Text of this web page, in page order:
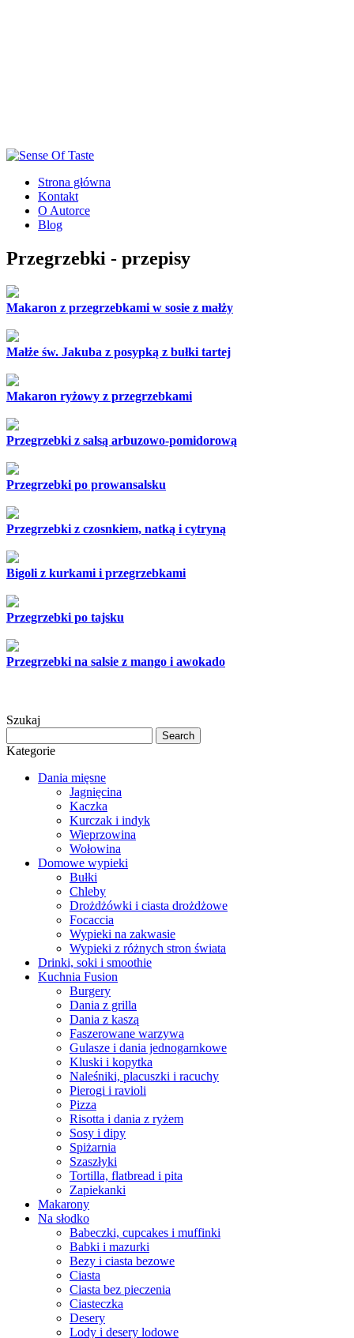
Strona główna
Kontakt
O Autorce
Blog
Przegrzebki - przepisy
Makaron z przegrzebkami w sosie z małży
Małże św. Jakuba z posypką z bułki tartej
Makaron ryżowy z przegrzebkami
Przegrzebki z salsą arbuzowo-pomidorową
Przegrzebki po prowansalsku
Przegrzebki z czosnkiem, natką i cytryną
Bigoli z kurkami i przegrzebkami
Przegrzebki po tajsku
Przegrzebki na salsie z mango i awokado
Szukaj
Kategorie
Dania mięsne
Jagnięcina
Kaczka
Kurczak i indyk
Wieprzowina
Wołowina
Domowe wypieki
Bułki
Chleby
Drożdżówki i ciasta drożdżowe
Focaccia
Wypieki na zakwasie
Wypieki z różnych stron świata
Drinki, soki i smoothie
Kuchnia Fusion
Burgery
Dania z grilla
Dania z kaszą
Faszerowane warzywa
Gulasze i dania jednogarnkowe
Kluski i kopytka
Naleśniki, placuszki i racuchy
Pierogi i ravioli
Pizza
Risotta i dania z ryżem
Sosy i dipy
Spiżarnia
Szaszłyki
Tortilla, flatbread i pita
Zapiekanki
Makarony
Na słodko
Babeczki, cupcakes i muffinki
Babki i mazurki
Bezy i ciasta bezowe
Ciasta
Ciasta bez pieczenia
Ciasteczka
Desery
Lody i desery lodowe